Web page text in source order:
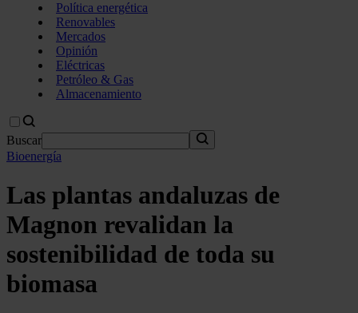
Política energética
Renovables
Mercados
Opinión
Eléctricas
Petróleo & Gas
Almacenamiento
Buscar
Bioenergía
Las plantas andaluzas de
Magnon revalidan la
sostenibilidad de toda su
biomasa